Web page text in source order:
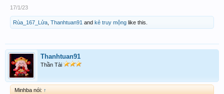
17/1/23
Rùa_167_Lửa Thanhtuan91 and kẻ truy mộng like this.
Thanhtuan91
Thần Tài
Minhba nói: ↑